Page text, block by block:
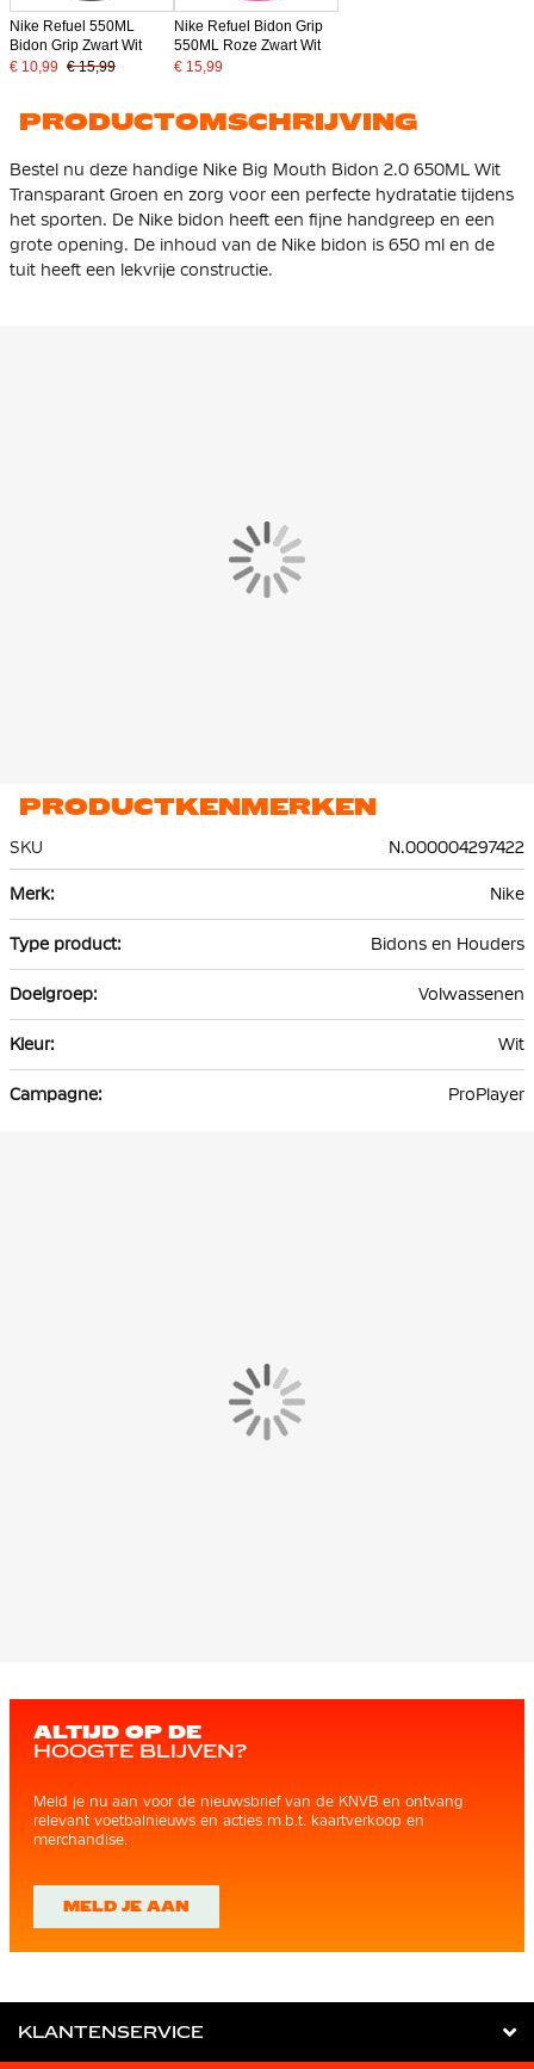
Nike Refuel 550ML
Bidon Grip Zwart Wit
€ 10,99 € 15,99
Nike Refuel Bidon Grip
550ML Roze Zwart Wit
€ 15,99
PRODUCTOMSCHRIJVING
Bestel nu deze handige Nike Big Mouth Bidon 2.0 650ML Wit
Transparant Groen en zorg voor een perfecte hydratatie tijdens
het sporten. De Nike bidon heeft een fijne handgreep en een
grote opening. De inhoud van de Nike bidon is 650 ml en de
tuit heeft een lekvrije constructie.
PRODUCTKENMERKEN
SKU
N.000004297422
informatie
Nike
Bidons en Houders
Volwassenen
Wit
ProPlayer
ALTIJD OP DE
HOOGTE BLIJVEN?
Meld je nu aan voor de nieuwsbrief van de KNVB en ontvang
relevant voetbalnieuws en acties m.b.t. kaartverkoop en
merchandise.
MELD JE AAN
KLANTENSERVICE